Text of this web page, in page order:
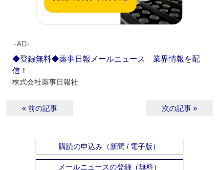
‐AD‐
◆登録無料◆薬事日報メールニュース 業界情報を配
信！
株式会社薬事日報社
« 前の記事 次の記事 »
購読の申込み（新聞 / 電子版）
メールニュースの登録（無料）